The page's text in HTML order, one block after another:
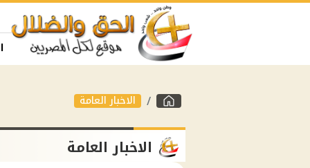
الاخبار العامة
الاخبار العامة